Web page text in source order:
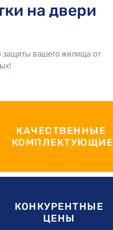
на двери
защиты вашего жилища от
КАЧЕСТВЕННЫЕ
КОМПЛЕКТУЮЩИЕ
КОНКУРЕНТНЫЕ
ЦЕНЫ